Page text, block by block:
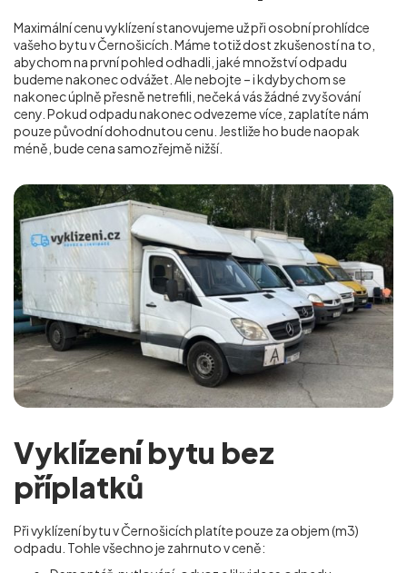
Maximální cenu vyklízení stanovujeme už při osobní prohlídce
vašeho bytu v Černošicích. Máme totiž dost zkušeností na to,
abychom na první pohled odhadli, jaké množství odpadu
budeme nakonec odvážet. Ale nebojte – i kdybychom se
nakonec úplně přesně netrefili, nečeká vás žádné zvyšování
ceny. Pokud odpadu nakonec odvezeme více, zaplatíte nám
pouze původní dohodnutou cenu. Jestliže ho bude naopak
méně, bude cena samozřejmě nižší.
Vyklízení bytu bez
příplatků
Při vyklízení bytu v Černošicích platíte pouze za objem (m3)
odpadu. Tohle všechno je zahrnuto v ceně: